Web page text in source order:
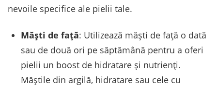
nevoile specifice ale pielii tale.
Măști de față: Utilizează măști de față o dată
sau de două ori pe săptămână pentru a oferi
pielii un boost de hidratare și nutrienți.
Măștile din argilă, hidratare sau cele cu